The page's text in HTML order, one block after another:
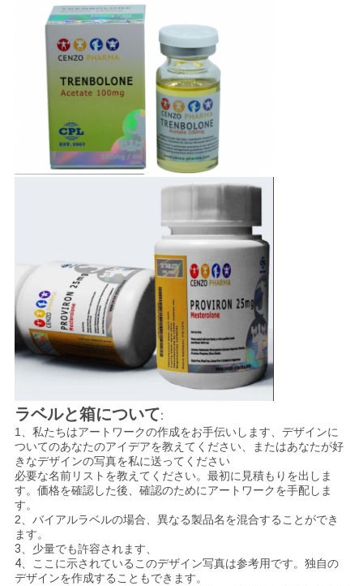
PRIVACY
POLICY
ラベルと箱について:
1、私たちはアートワークの作成をお手伝いします、デザインに
ついてのあなたのアイデアを教えてください、またはあなたが好
きなデザインの写真を私に送ってください
必要な名前リストを教えてください。最初に見積もりを出しま
す。価格を確認した後、確認のためにアートワークを手配しま
す。
2、バイアルラベルの場合、異なる製品名を混合することができ
ます。
3、少量でも許容されます、
4、ここに示されているこのデザイン写真は参考用です。独自の
デザインを作成することもできます。